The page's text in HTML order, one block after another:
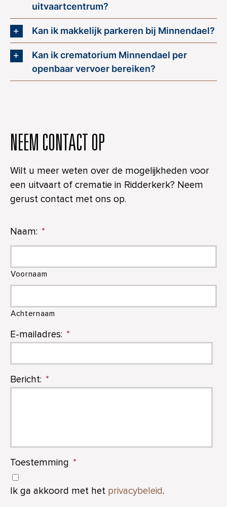
uitvaartcentrum?
Kan ik makkelijk parkeren bij Minnendael?
Kan ik crematorium Minnendael per
openbaar vervoer bereiken?
NEEM CONTACT OP
Wilt u meer weten over de mogelijkheden voor
een uitvaart of crematie in Ridderkerk? Neem
gerust contact met ons op.
Naam: *
Voornaam
Achternaam
E-mailadres: *
Bericht: *
Toestemming *
Ik ga akkoord met het privacybeleid.